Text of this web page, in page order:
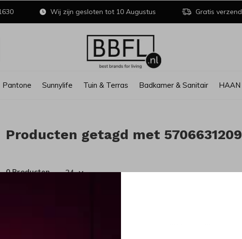
Pantone Sunnylife Tuin & Terras Badkamer & Sanitair HAAN
Wij zijn gesloten tot 10 Augustus Gratis
Producten getagd met
0 Producten